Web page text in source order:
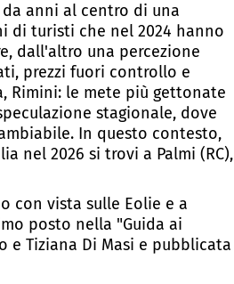
anni al centro di una
di turisti che nel 2024 hanno
dall'altro una percezione
prezzi fuori controllo e
Rimini: le mete più gettonate
stagionale, dove
In questo contesto,
nel 2026 si trovi a Palmi (RC),
con vista sulle Eolie e a
posto nella "Guida ai
e Tiziana Di Masi e pubblicata